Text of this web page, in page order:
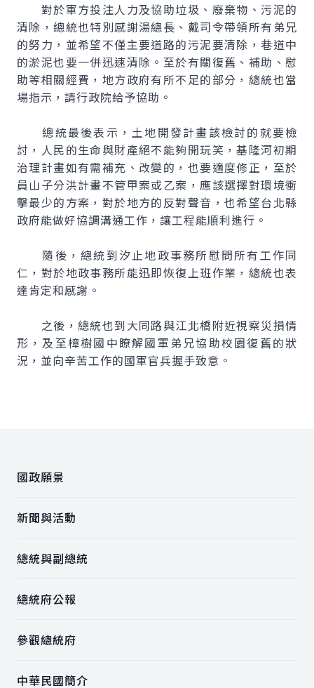
對於軍方投注人力及協助垃圾、廢棄物、污泥的
清除，總統也特別感謝湯總長、戴司令帶領所有弟兄
的努力，並希望不僅主要道路的污泥要清除，巷道中
的淤泥也要一併迅速清除。至於有關復舊、補助、慰
助等相關經費，地方政府有所不足的部分，總統也當
場指示，請行政院給予協助。
總統最後表示，土地開發計畫該檢討的就要檢
討，人民的生命與財產絕不能夠開玩笑，基隆河初期
治理計畫如有需補充、改變的，也要適度修正，至於
員山子分洪計畫不管甲案或乙案，應該選擇對環境衝
擊最少的方案，對於地方的反對聲音，也希望台北縣
政府能做好協調溝通工作，讓工程能順利進行。
隨後，總統到汐止地政事務所慰問所有工作同
仁，對於地政事務所能迅即恢復上班作業，總統也表
達肯定和感謝。
之後，總統也到大同路與江北橋附近視察災損情
形，及至樟樹國中瞭解國軍弟兄協助校園復舊的狀
況，並向辛苦工作的國軍官兵握手致意。
國政願景
新聞與活動
總統與副總統
總統府公報
參觀總統府
中華民國簡介